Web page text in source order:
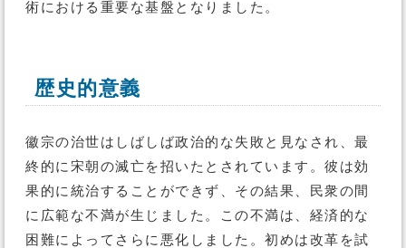
術における重要な基盤となりました。
歴史的意義
徽宗の治世はしばしば政治的な失敗と見なされ、最
終的に宋朝の滅亡を招いたとされています。彼は効
果的に統治することができず、その結果、民衆の間
に広範な不満が生じました。この不満は、経済的な
困難によってさらに悪化しました。初めは改革を試